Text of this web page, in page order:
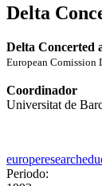
Delta
Delta Concerted
European Comission
Coordinador
Universitat de
europeresearch
Periodo: